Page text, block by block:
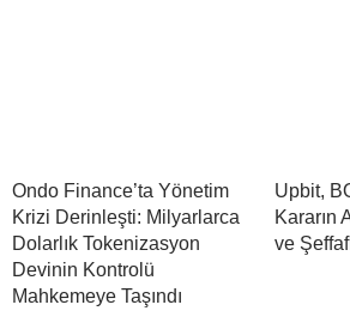
Ondo Finance’ta Yönetim
Krizi Derinleşti: Milyarlarca
Dolarlık Tokenizasyon
Devinin Kontrolü
Mahkemeye Taşındı
Upbit,
Kararın
ve